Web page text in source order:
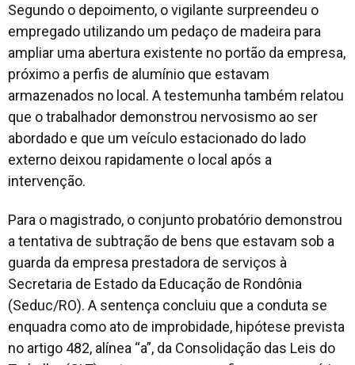
Segundo o depoimento, o vigilante surpreendeu o
empregado utilizando um pedaço de madeira para
ampliar uma abertura existente no portão da empresa,
próximo a perfis de alumínio que estavam
armazenados no local. A testemunha também relatou
que o trabalhador demonstrou nervosismo ao ser
abordado e que um veículo estacionado do lado
externo deixou rapidamente o local após a
intervenção.
Para o magistrado, o conjunto probatório demonstrou
a tentativa de subtração de bens que estavam sob a
guarda da empresa prestadora de serviços à
Secretaria de Estado da Educação de Rondônia
(Seduc/RO). A sentença concluiu que a conduta se
enquadra como ato de improbidade, hipótese prevista
no artigo 482, alínea “a”, da Consolidação das Leis do